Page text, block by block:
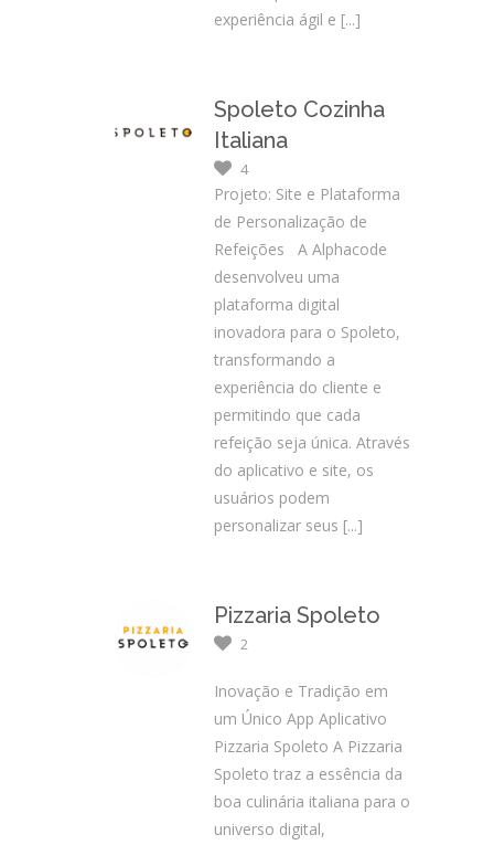
experiência ágil e [...]
Spoleto Cozinha
Italiana
4
Projeto: Site e Plataforma
de Personalização de
Refeições A Alphacode
desenvolveu uma
plataforma digital
inovadora para o Spoleto,
transformando a
experiência do cliente e
permitindo que cada
refeição seja única. Através
do aplicativo e site, os
usuários podem
personalizar seus [...]
Pizzaria Spoleto
2
Inovação e Tradição em
um Único App Aplicativo
Pizzaria Spoleto A Pizzaria
Spoleto traz a essência da
boa culinária italiana para o
universo digital,